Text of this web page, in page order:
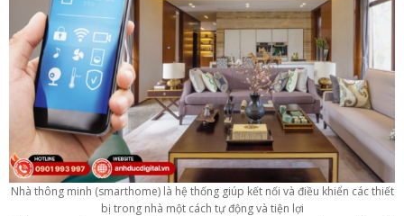
Nhà thông minh (smarthome) là hệ thống giúp kết nối và điều khiển các thiết
bị trong nhà một cách tự động và tiện lợi